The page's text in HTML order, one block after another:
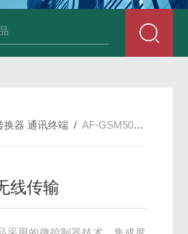
换器 通讯终端 /AF-GSM500-CE以太网通讯数据模块 无线传输
线传输